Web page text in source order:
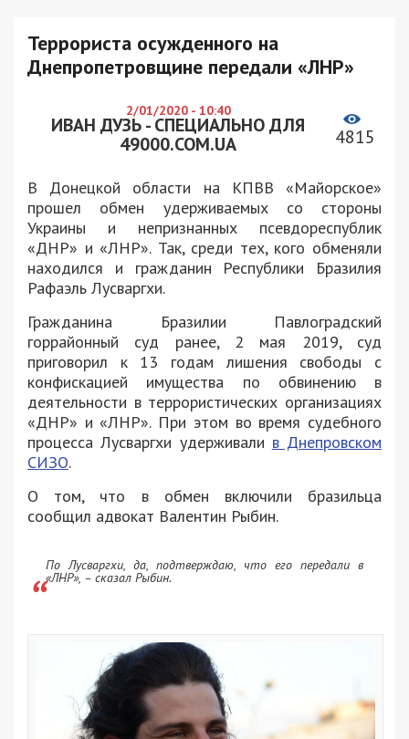
Террориста осужденного на
Днепропетровщине передали «ЛНР»
2/01/2020 - 10:40
ИВАН ДУЗЬ - СПЕЦИАЛЬНО ДЛЯ
49000.COM.UA
4815
В Донецкой области на КПВВ «Майорское»
прошел обмен удерживаемых со стороны
Украины и непризнанных псевдореспублик
«ДНР» и «ЛНР». Так, среди тех, кого обменяли
находился и гражданин Республики Бразилия
Рафаэль Лусваргхи.
Гражданина Бразилии Павлоградский
горрайонный суд ранее, 2 мая 2019, суд
приговорил к 13 годам лишения свободы с
конфискацией имущества по обвинению в
деятельности в террористических организациях
«ДНР» и «ЛНР». При этом во время судебного
процесса Лусваргхи удерживали в Днепровском
СИЗО.
О том, что в обмен включили бразильца
сообщил адвокат Валентин Рыбин.
По Лусваргхи, да, подтверждаю, что его передали в
«ЛНР», – сказал Рыбин.